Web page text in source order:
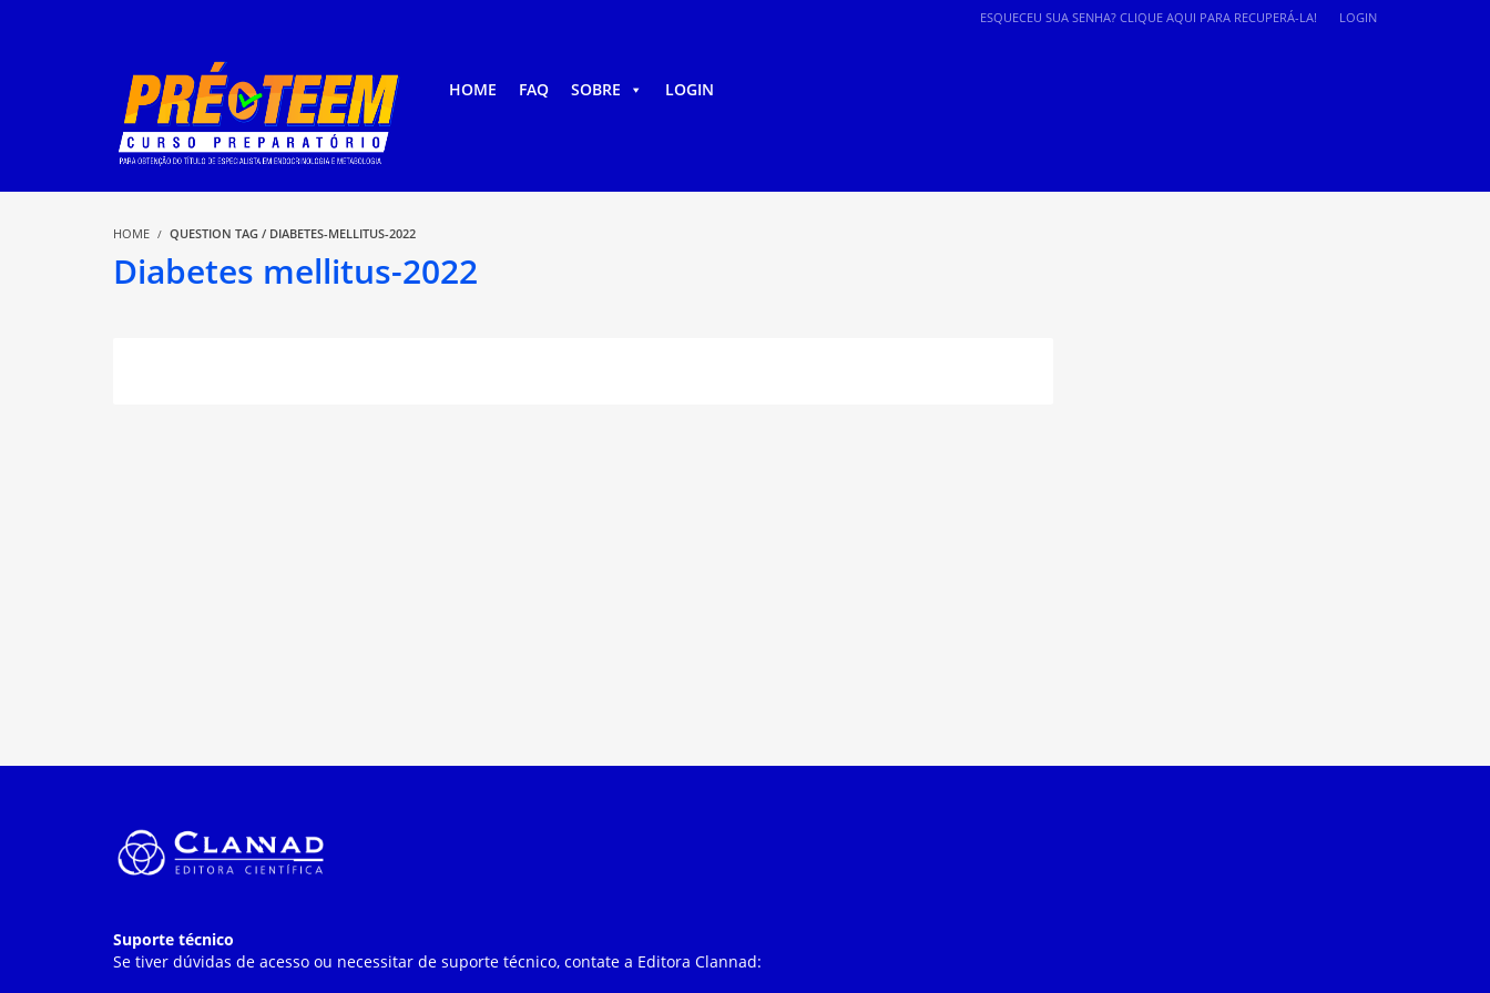
LOGIN
ESQUECEU SUA SENHA? CLIQUE AQUI PARA RECUPERÁ-LA!
HOME FAQ SOBRE LOGIN
HOME QUESTION TAG / DIABETES-MELLITUS-2022
Diabetes mellitus-2022
Suporte técnico
Se tiver dúvidas de acesso ou necessitar de suporte técnico, contate a Editora Clannad: